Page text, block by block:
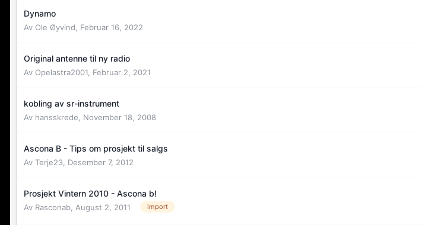
Dynamo
Av Ole Øyvind Februar 16, 2022
Original antenne til ny radio
Av Opelastra2001 Februar 2, 2021
kobling av sr-instrument
Av hansskrede November 18, 2008
Ascona B - Tips om prosjekt til salgs
Av Terje23 Desember 7, 2012
Prosjekt Vintern 2010 - Ascona b!
Av Rasconab August 2, 2011 import